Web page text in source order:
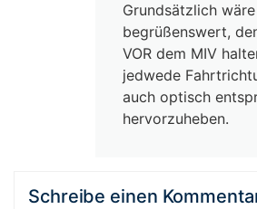
Grundsätzlich
begrüßenswert,
VOR dem MIV
jedwede
auch optisch
hervorzuheben.
Schreibe einen